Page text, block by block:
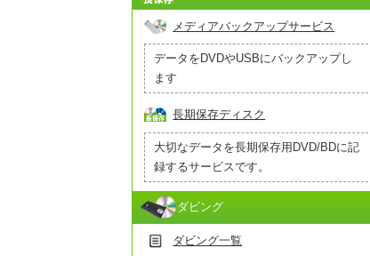
メディアバックアップサービス
データをDVDやUSBにバックアップし
ます
長期保存ディスク
大切なデータを長期保存用DVD/BDに記
録するサービスです。
ダビング
ダビング一覧